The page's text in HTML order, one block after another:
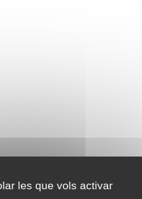
les que vols activar